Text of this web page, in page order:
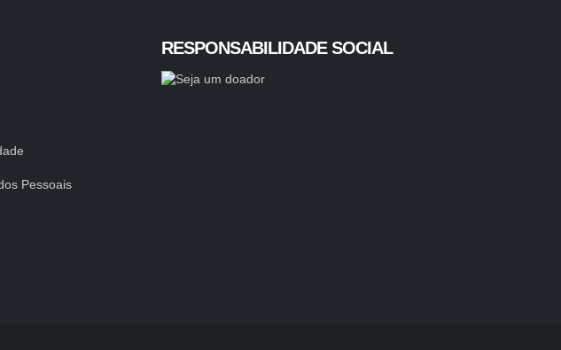
Pessoais
RESPONSABILIDADE SOCIAL